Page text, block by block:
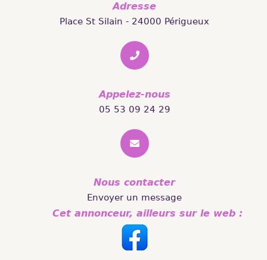
Adresse
Place St Silain - 24000 Périgueux
Appelez-nous
05 53 09 24 29
Nous contacter
Envoyer un message
Cet annonceur, ailleurs sur le web :